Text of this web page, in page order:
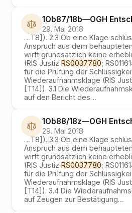
1Ob87/18b—OGH
29. Mai 2018
…T8]). 2.3 Ob eine Klage
Anspruch aus dem
wirft grundsätzlich keine
(RIS Justiz RS0037780;
für die Prüfung der
Wiederaufnahmsklage (RIS
[T14]). 3.1 Die
auf den Bericht des…
1Ob88/18z—OGH
29. Mai 2018
…T8]). 3.3 Ob eine Klage
Anspruch aus dem
wirft grundsätzlich keine
(RIS Justiz RS0037780;
für die Prüfung der
Wiederaufnahmsklage (RIS
[T14]). 3.4 Die
auf Zeugen zur Bestätigung…